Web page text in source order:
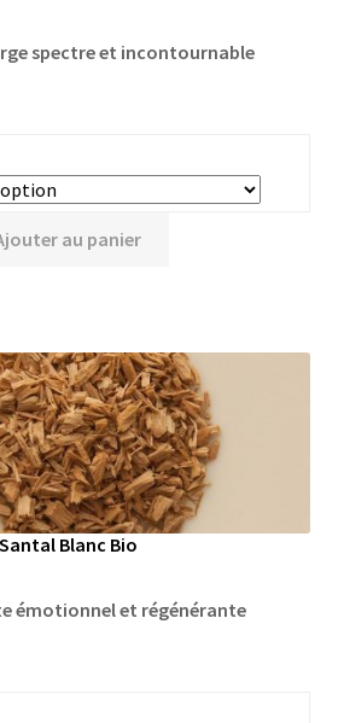
spectre et incontournable
au panier
Santal Blanc Bio
émotionnel et régénérante